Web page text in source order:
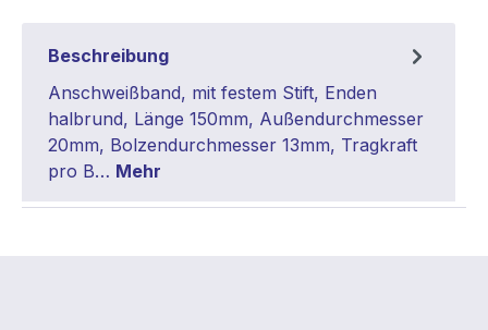
Beschreibung
Anschweißband, mit festem Stift, Enden
halbrund, Länge 150mm, Außendurchmesser
20mm, Bolzendurchmesser 13mm, Tragkraft
pro B… Mehr